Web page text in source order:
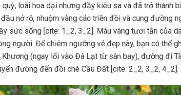
loài hoa dại nhưng đầy kiêu sa và đã trở thành
nở rộ, nhuộm vàng các triền đồi và cung đường
sức sống [cite: 1_2, 3_2]. Màu vàng tươi tắn của
người. Để chiêm ngưỡng vẻ đẹp này, bạn có thể
(ngay lối vào Đà Lạt từ sân bay), đường đi
đường đến đồi chè Cầu Đất [cite: 2_2, 3_2, 4_2].